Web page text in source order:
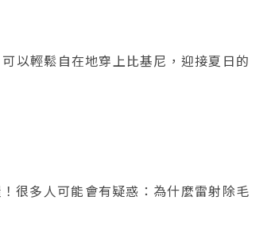
以輕鬆自在地穿上比基尼，迎接夏日的
很多人可能會有疑惑：為什麼雷射除毛